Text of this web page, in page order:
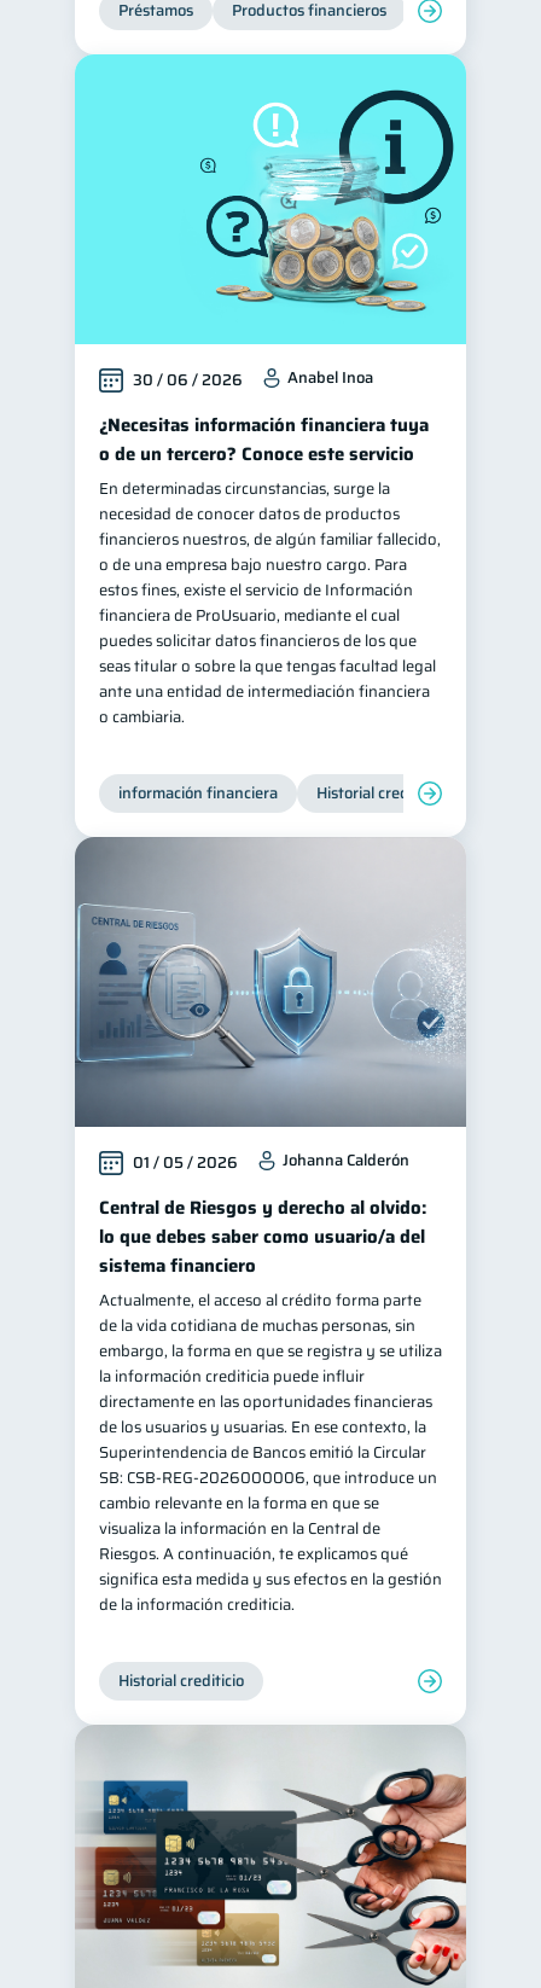
Superintendencia de Bancos 4
Vacaciones 2
Cuenta Inactiva
Finanzas Personales 1
Educación Financiera 1
Mipymes 1
Retiro Doble sueldo
Gasto responsable
información financiera 1
Préstamos Productos financieros Manejo de
30 / 06 / 2026 Anabel Inoa
¿Necesitas información financiera tuya
o de un tercero? Conoce este servicio
En determinadas circunstancias, surge la
necesidad de conocer datos de productos
financieros nuestros, de algún familiar fallecido,
o de una empresa bajo nuestro cargo. Para
estos fines, existe el servicio de Información
financiera de ProUsuario, mediante el cual
puedes solicitar datos financieros de los que
seas titular o sobre la que tengas facultad legal
ante una entidad de intermediación financiera
o cambiaria.
información financiera Historial crediticio
01 / 05 / 2026 Johanna Calderón
Central de Riesgos y derecho al olvido:
lo que debes saber como usuario/a del
sistema financiero
Actualmente, el acceso al crédito forma parte
de la vida cotidiana de muchas personas, sin
embargo, la forma en que se registra y se utiliza
la información crediticia puede influir
directamente en las oportunidades financieras
de los usuarios y usuarias. En ese contexto, la
Superintendencia de Bancos emitió la Circular
SB: CSB-REG-2026000006, que introduce un
cambio relevante en la forma en que se
visualiza la información en la Central de
Riesgos. A continuación, te explicamos qué
significa esta medida y sus efectos en la gestión
de la información crediticia.
Historial crediticio